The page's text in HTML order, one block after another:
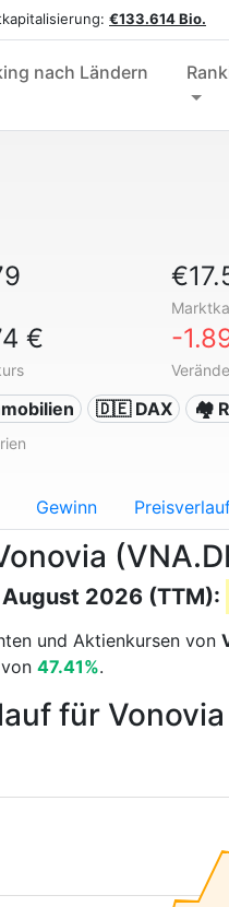
€133.614 Bio.
nach Ländern
€ -
🇩🇪 DAX 🏘️
Gewinn
2026 (TTM):
und Aktienkursen von
47.41%.
für